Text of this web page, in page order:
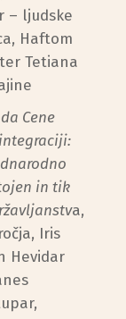
– ljudske
Haftom
Tetiana
Cene
in tik
a,
Iris
Hevidar